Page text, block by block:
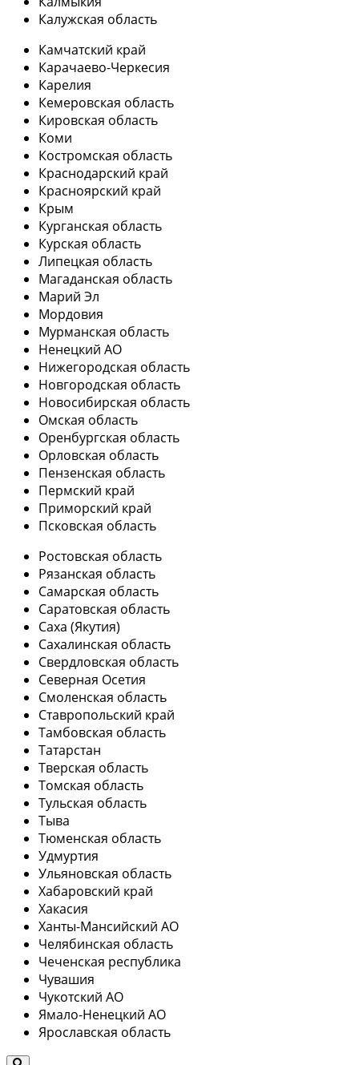
Калужская область
Камчатский край
Карачаево-Черкесия
Карелия
Кемеровская область
Кировская область
Коми
Костромская область
Краснодарский край
Красноярский край
Крым
Курганская область
Курская область
Липецкая область
Магаданская область
Марий Эл
Мордовия
Мурманская область
Ненецкий АО
Нижегородская область
Новгородская область
Новосибирская область
Омская область
Оренбургская область
Орловская область
Пензенская область
Пермский край
Приморский край
Псковская область
Ростовская область
Рязанская область
Самарская область
Саратовская область
Саха (Якутия)
Сахалинская область
Свердловская область
Северная Осетия
Смоленская область
Ставропольский край
Тамбовская область
Татарстан
Тверская область
Томская область
Тульская область
Тыва
Тюменская область
Удмуртия
Ульяновская область
Хабаровский край
Хакасия
Ханты-Мансийский АО
Челябинская область
Чеченская республика
Чувашия
Чукотский АО
Ямало-Ненецкий АО
Ярославская область